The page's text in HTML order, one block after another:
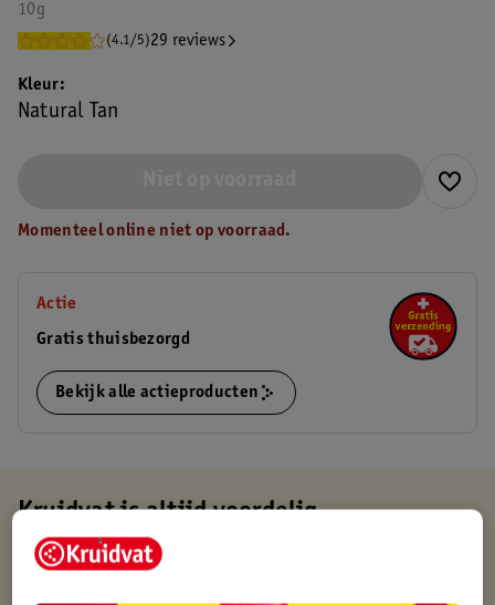
10g
(4.1/5)29 reviews
Kleur
Natural Tan
Momenteel online niet op voorraad.
Actie
Gratis thuisbezorgd
Bekijk alle actieproducten
Kruidvat is altijd voordelig
Gratis ophalen in de winkel